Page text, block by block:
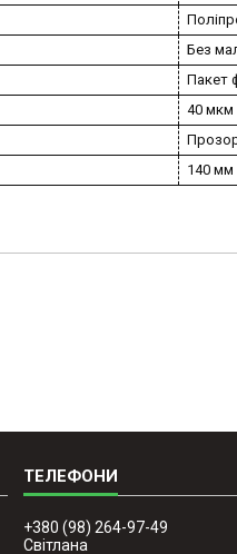
Без
Пакет
40 мкм
140 мм
+380 (98) 264-97-49
Світлана